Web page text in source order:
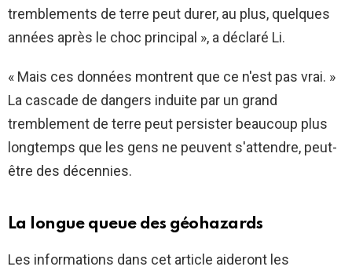
tremblements de terre peut durer, au plus, quelques
années après le choc principal », a déclaré Li.
« Mais ces données montrent que ce n'est pas vrai. »
La cascade de dangers induite par un grand
tremblement de terre peut persister beaucoup plus
longtemps que les gens ne peuvent s'attendre, peut-
être des décennies.
La longue queue des géohazards
Les informations dans cet article aideront les